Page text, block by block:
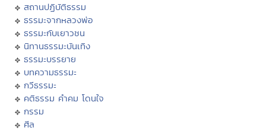
สถานปฏิบัติธรรม
ธรรมะจากหลวงพ่อ
ธรรมะกับเยาวชน
นิทานธรรมะบันเทิง
ธรรมะบรรยาย
บทความธรรมะ
กวีธรรมะ
คติธรรม คำคม โดนใจ
กรรม
ศีล